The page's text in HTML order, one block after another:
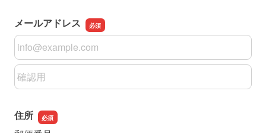
メールアドレス
メールアドレス
メールアドレスの確認用
住所